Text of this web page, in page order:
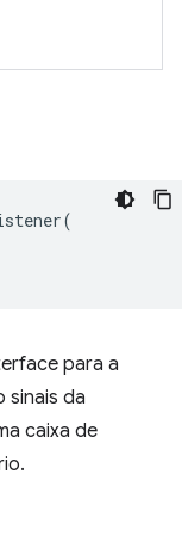
(
para a
sinais da
caixa de